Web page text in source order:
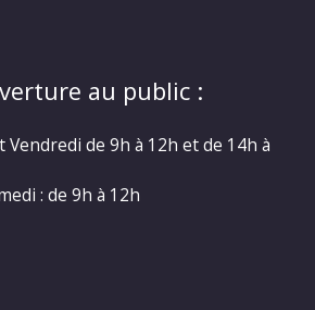
au public :
de 9h à 12h et de 14h à
: de 9h à 12h